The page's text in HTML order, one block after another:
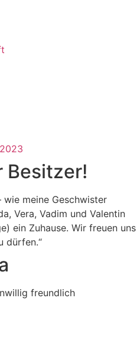
Besitzer!
wie meine Geschwister
Vera, Vadim und Valentin
ein Zuhause. Wir freuen uns
dürfen.“
freundlich